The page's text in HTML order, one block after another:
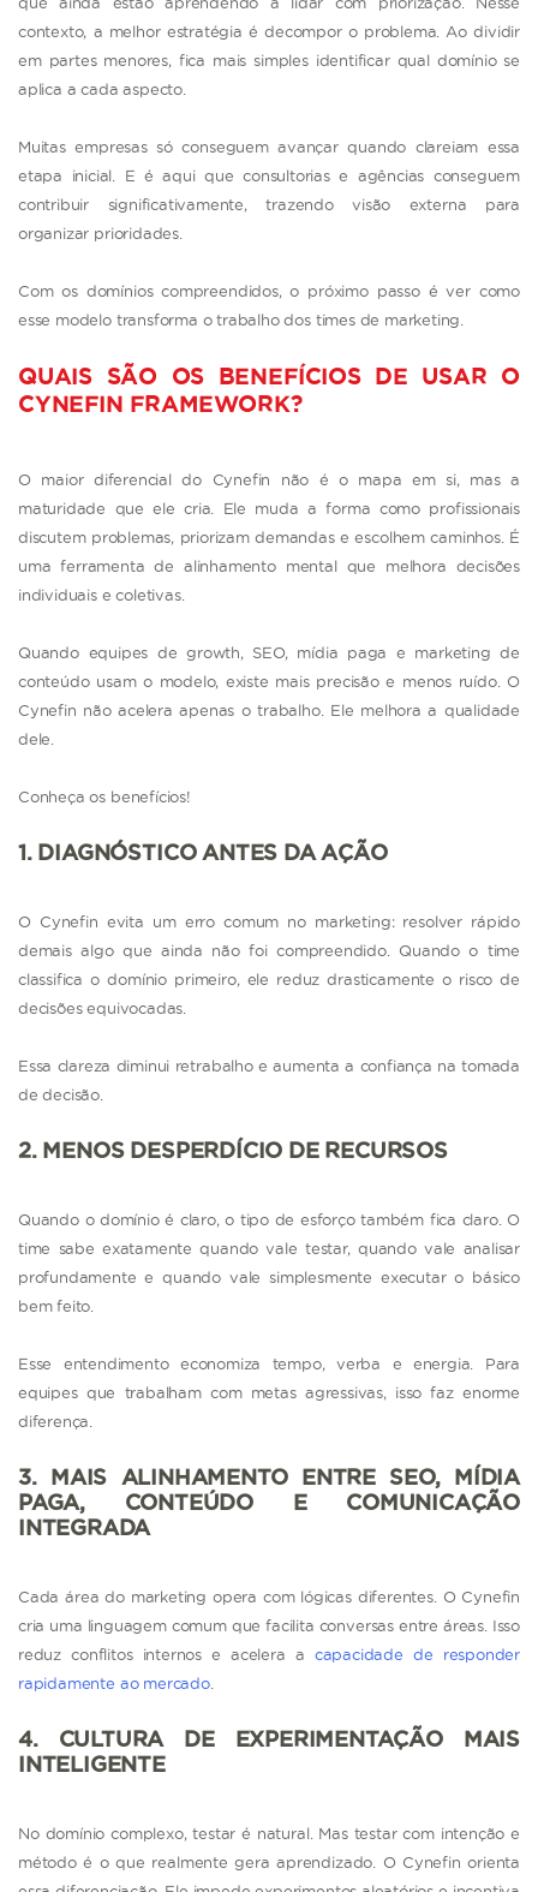
contexto, a melhor estratégia é decompor o problema. Ao dividir
em partes menores, fica mais simples identificar qual domínio se
aplica a cada aspecto.
Muitas empresas só conseguem avançar quando clareiam essa
etapa inicial. E é aqui que consultorias e agências conseguem
contribuir significativamente, trazendo visão externa para
organizar prioridades.
Com os domínios compreendidos, o próximo passo é ver como
esse modelo transforma o trabalho dos times de marketing.
QUAIS SÃO OS BENEFÍCIOS DE USAR O
CYNEFIN FRAMEWORK?
O maior diferencial do Cynefin não é o mapa em si, mas a
maturidade que ele cria. Ele muda a forma como profissionais
discutem problemas, priorizam demandas e escolhem caminhos. É
uma ferramenta de alinhamento mental que melhora decisões
individuais e coletivas.
Quando equipes de growth, SEO, mídia paga e marketing de
conteúdo usam o modelo, existe mais precisão e menos ruído. O
Cynefin não acelera apenas o trabalho. Ele melhora a qualidade
dele.
Conheça os benefícios!
1. DIAGNÓSTICO ANTES DA AÇÃO
O Cynefin evita um erro comum no marketing: resolver rápido
demais algo que ainda não foi compreendido. Quando o time
classifica o domínio primeiro, ele reduz drasticamente o risco de
decisões equivocadas.
Essa clareza diminui retrabalho e aumenta a confiança na tomada
de decisão.
2. MENOS DESPERDÍCIO DE RECURSOS
Quando o domínio é claro, o tipo de esforço também fica claro. O
time sabe exatamente quando vale testar, quando vale analisar
profundamente e quando vale simplesmente executar o básico
bem feito.
Esse entendimento economiza tempo, verba e energia. Para
equipes que trabalham com metas agressivas, isso faz enorme
diferença.
3. MAIS ALINHAMENTO ENTRE SEO, MÍDIA
PAGA, CONTEÚDO E COMUNICAÇÃO
INTEGRADA
Cada área do marketing opera com lógicas diferentes. O Cynefin
cria uma linguagem comum que facilita conversas entre áreas. Isso
reduz conflitos internos e acelera a capacidade de responder
rapidamente ao mercado.
4. CULTURA DE EXPERIMENTAÇÃO MAIS
INTELIGENTE
No domínio complexo, testar é natural. Mas testar com intenção e
método é o que realmente gera aprendizado. O Cynefin orienta